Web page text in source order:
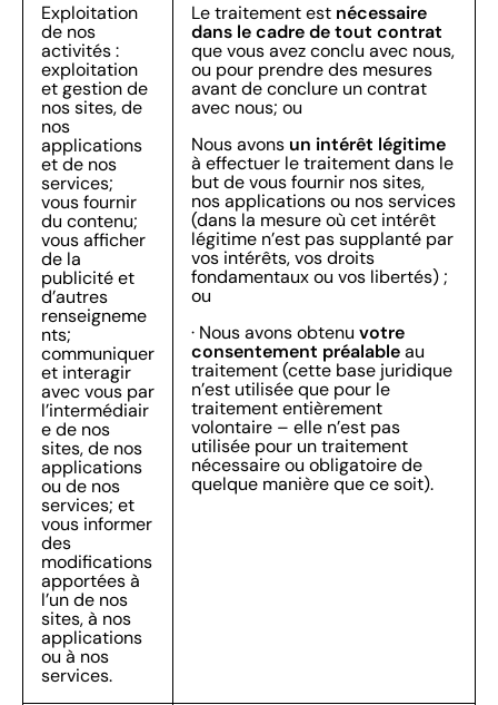
Exploitation
de nos
activités :
exploitation
et gestion de
nos sites, de
nos
applications
et de nos
services;
vous fournir
du contenu;
vous afficher
de la
publicité et
d’autres
renseigneme
nts;
communiquer
et interagir
avec vous par
l’intermédiair
e de nos
sites, de nos
applications
ou de nos
services; et
vous informer
des
modifications
apportées à
l’un de nos
sites, à nos
applications
ou à nos
services.
Le traitement est nécessaire
dans le cadre de tout contrat
que vous avez conclu avec nous,
ou pour prendre des mesures
avant de conclure un contrat
avec nous; ou
Nous avons un intérêt légitime
à effectuer le traitement dans le
but de vous fournir nos sites,
nos applications ou nos services
(dans la mesure où cet intérêt
légitime n’est pas supplanté par
vos intérêts, vos droits
fondamentaux ou vos libertés) ;
ou
· Nous avons obtenuvotre
consentement préalable au
traitement (cette base juridique
n’est utilisée que pour le
traitement entièrement
volontaire – elle n’est pas
utilisée pour un traitement
nécessaire ou obligatoire de
quelque manière que ce soit).